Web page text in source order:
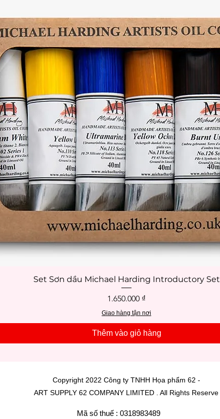
Xem nhanh
Set Sơn dầu Michael Harding Introductory Set
Giá
1.650.000 ₫
Giao hàng tận nơi
Thêm vào giỏ hàng
Copyright 2022 Công ty TNHH Họa phẩm 62 -
ART SUPPLY 62 COMPANY LIMITED . All Rights Reserve
Mã số thuế : 0318983489